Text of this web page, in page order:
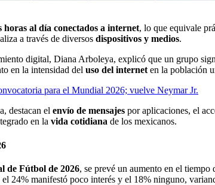
horas al día conectados a internet, lo que equivale
a través de diversos dispositivos y medios.
digital, Diana Arboleya, explicó que un grupo
en la intensidad del uso del internet en la población
para el Mundial 2026; vuelve Neymar Jr.
destacan el envío de mensajes por aplicaciones, el
en la vida cotidiana de los mexicanos.
de Fútbol de 2026, se prevé un aumento en el
el 24% manifestó poco interés y el 18% ninguno,